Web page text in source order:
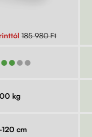
185 980 Ft
kg
cm